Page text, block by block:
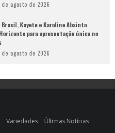
de agosto de 2026
Kayete e Karoline Absinto
para apresentação única no
de agosto de 2026
Variedades Últimas Notícias